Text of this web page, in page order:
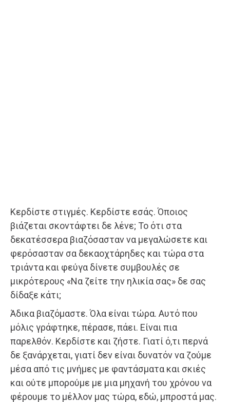
Κερδίστε στιγμές. Κερδίστε εσάς. Όποιος
βιάζεται σκοντάφτει δε λένε; Το ότι στα
δεκατέσσερα βιαζόσασταν να μεγαλώσετε και
φερόσασταν σα δεκαοχτάρηδες και τώρα στα
τριάντα και φεύγα δίνετε συμβουλές σε
μικρότερους «Να ζείτε την ηλικία σας» δε σας
δίδαξε κάτι;
Άδικα βιαζόμαστε. Όλα είναι τώρα. Αυτό που
μόλις γράφτηκε, πέρασε, πάει. Είναι πια
παρελθόν. Κερδίστε και ζήστε. Γιατί ό,τι περνά
δε ξανάρχεται, γιατί δεν είναι δυνατόν να ζούμε
μέσα από τις μνήμες με φαντάσματα και σκιές
και ούτε μπορούμε με μια μηχανή του χρόνου να
φέρουμε το μέλλον μας τώρα, εδώ, μπροστά μας.